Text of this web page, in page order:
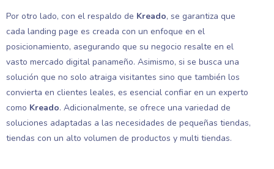
Por otro lado, con el respaldo de Kreado, se garantiza que
cada landing page es creada con un enfoque en el
posicionamiento, asegurando que su negocio resalte en el
vasto mercado digital panameño. Asimismo, si se busca una
solución que no solo atraiga visitantes sino que también los
convierta en clientes leales, es esencial confiar en un experto
como Kreado. Adicionalmente, se ofrece una variedad de
soluciones adaptadas a las necesidades de pequeñas tiendas,
tiendas con un alto volumen de productos y multi tiendas.